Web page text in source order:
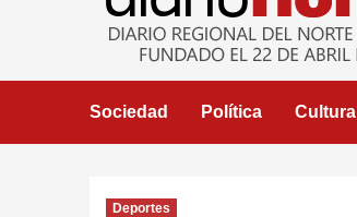
Sociedad Política
Deportes